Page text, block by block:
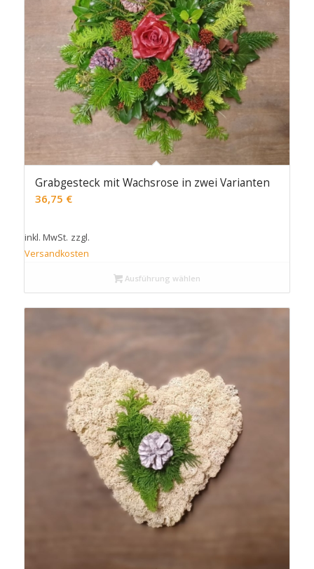
Grabgesteck mit Wachsrose in zwei Varianten
36,75 €
inkl. MwSt. zzgl.
Versandkosten
Ausführung wählen